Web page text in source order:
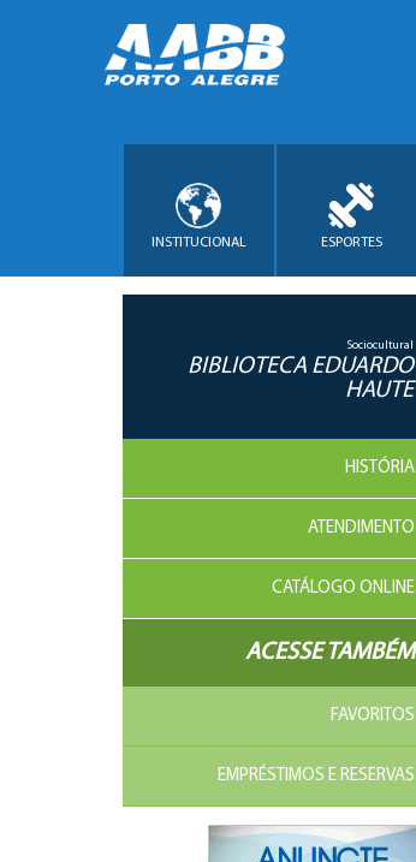
INSTITUCIONAL ESPORTES
Sociocultural
BIBLIOTECA EDUARDO
HAUTE
HISTÓRIA
ATENDIMENTO
CATÁLOGO ONLINE
ACESSE TAMBÉM
FAVORITOS
EMPRÉSTIMOS E RESERVAS